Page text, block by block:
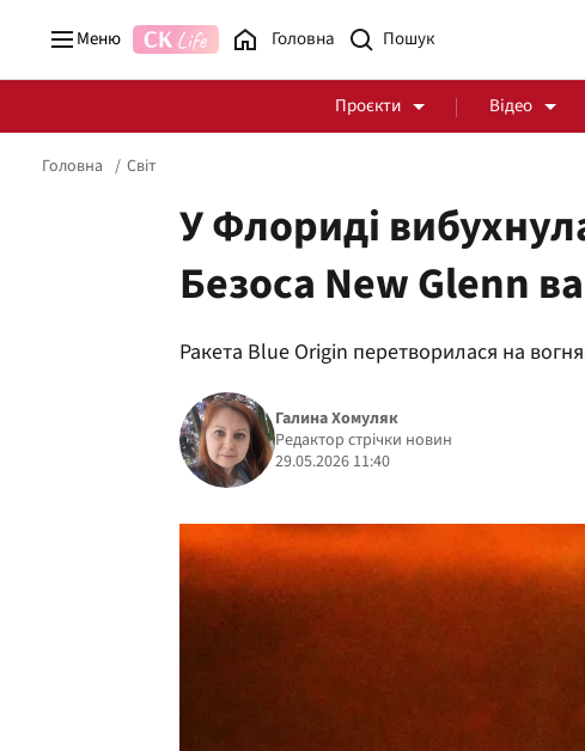
Меню Головна
Проєкти Відео
Стоп Політичній Корупції Чесні закупівлі
Здоров'я
Головна Світ
У Флориді
Безоса New Glenn
Ракета Blue Origin перетворилася на
Галина Хомуляк
Редактор стрічки новин
29.05.2026 11:40